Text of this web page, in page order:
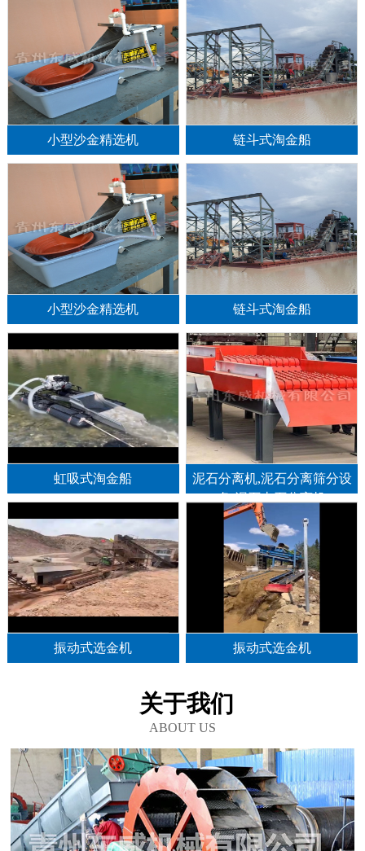
1 3
小型沙金精选机 链斗式淘金船
小型沙金精选机 链斗式淘金船
虹吸式淘金船
泥石分离机,泥石分离筛分设
备,泥石土石分离机
振动式选金机 振动式选金机
关于我们
ABOUT US